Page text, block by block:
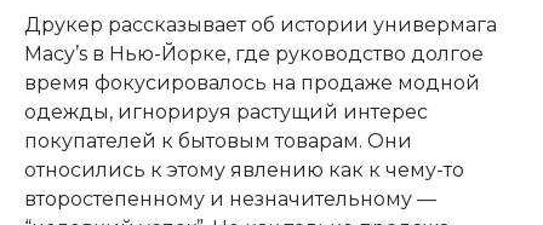
Друкер рассказывает об истории универмага
Macy’s в Нью-Йорке, где руководство долгое
время фокусировалось на продаже модной
одежды, игнорируя растущий интерес
покупателей к бытовым товарам. Они
относились к этому явлению как к чему-то
второстепенному и незначительному —